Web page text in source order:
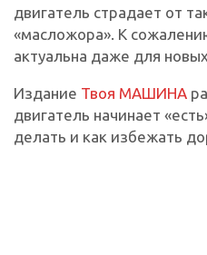
двигатель страдает от
«масложора». К
актуальна даже для
Издание Твоя МАШИНА
двигатель начинает
делать и как избежать